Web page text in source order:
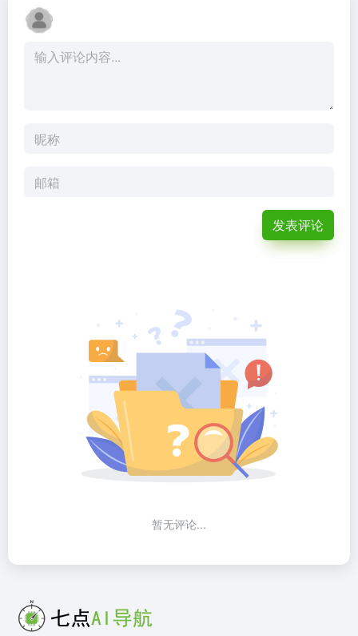
发表评论
暂无评论...